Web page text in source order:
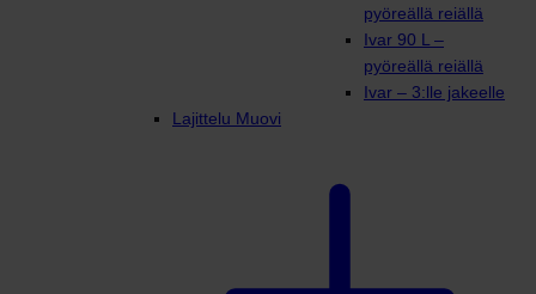
pyöreällä reiällä
Ivar 90 L –
pyöreällä reiällä
Ivar – 3:lle jakeelle
Lajittelu Muovi